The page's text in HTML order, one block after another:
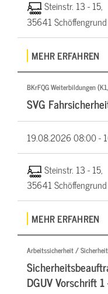
Steinstr. 13 - 15,
35641 Schöffengrund
MEHR ERFAHREN
BKrFQG Weiterbildungen
SVG
19.08.202608:00 -
Steinstr. 13 - 15,
35641 Schöffengrund
MEHR ERFAHREN
Arbeitssicherheit /
DGUV Vorschrift